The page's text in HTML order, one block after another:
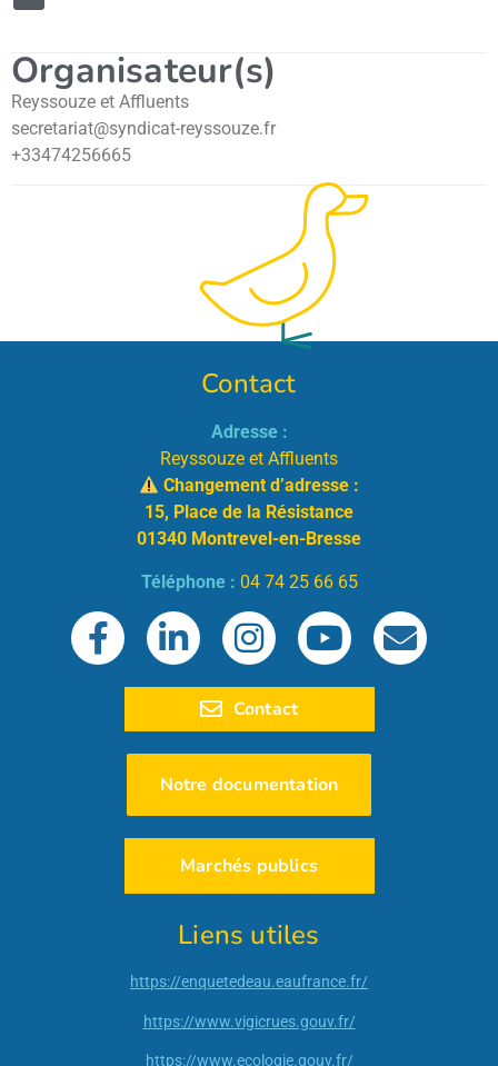
Organisateur(s)
Reyssouze et Affluents
secretariat@syndicat-reyssouze.fr
+33474256665
Contact
Adresse :
Reyssouze et Affluents
Changement d’adresse :
15, Place de la Résistance
01340 Montrevel-en-Bresse
Téléphone : 04 74 25 66 65
Contact
Notre documentation
Marchés publics
Liens utiles
https://enquetedeau.eaufrance.fr/
https://www.vigicrues.gouv.fr/
https://www.ecologie.gouv.fr/